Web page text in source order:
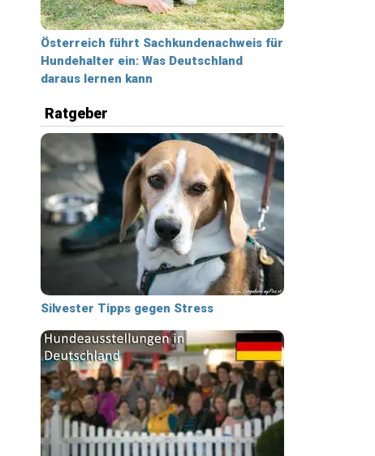
Österreich führt Sachkundenachweis für
Hundehalter ein: Was Deutschland
daraus lernen kann
Ratgeber
Silvester Tipps gegen Stress